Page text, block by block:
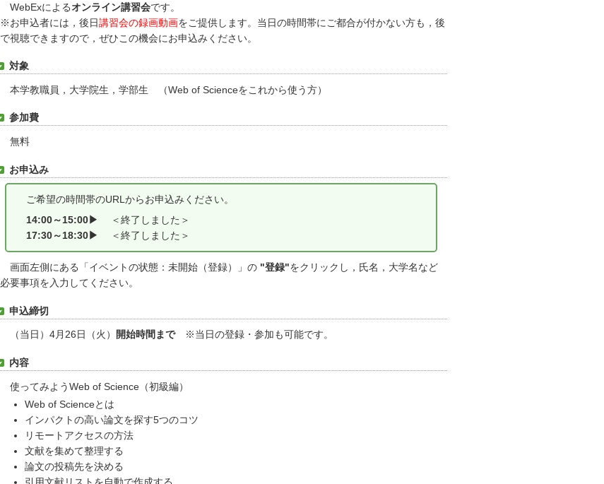
WebExによるオンライン講習会です。
※お申込者には，後日講習会の録画動画をご提供します。当日の時間帯にご都合が付かない方も，後
で視聴できますので，ぜひこの機会にお申込みください。
対象
本学教職員，大学院生，学部生 （Web of Scienceをこれから使う方）
参加費
無料
お申込み
ご希望の時間帯のURLからお申込みください。
14:00～15:00▶
＜終了しました＞
17:30～18:30▶
＜終了しました＞
画面左側にある「イベントの状態：未開始（登録）」の "登録"をクリックし，氏名，大学名など
必要事項を入力してください。
申込締切
（当日）4月26日（火） 開始時間まで※当日の登録・参加も可能です。
内容
使ってみようWeb of Science（初級編）
Web of Scienceとは
インパクトの高い論文を探す5つのコツ
リモートアクセスの方法
文献を集めて整理する
論文の投稿先を決める